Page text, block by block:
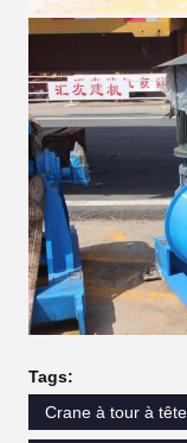
Tags:
Crane à tour à